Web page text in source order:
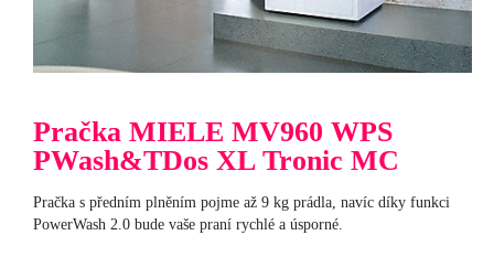
Pračka MIELE MV960 WPS
PWash&TDos XL Tronic MC
Pračka s předním plněním pojme až 9 kg prádla, navíc díky funkci
PowerWash 2.0 bude vaše praní rychlé a úsporné.